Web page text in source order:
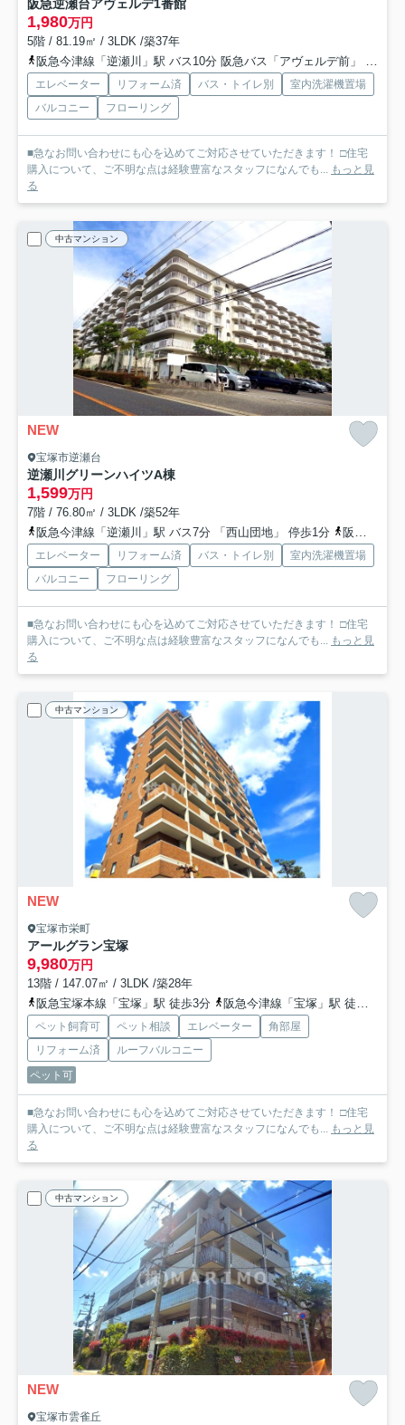
阪急逆瀬台アヴェルデ1番館
1,980万円
5階 / 81.19㎡ / 3LDK /築37年
阪急今津線「逆瀬川」駅 バス10分 阪急バス「アヴェルデ前」 停歩2分
エレベーター リフォーム済 バス・トイレ別
室内洗濯機置場
バルコニー
フローリング
■急なお問い合わせにも心を込めてご対応させていただきます！ □住宅
購入について、ご不明な点は経験豊富なスタッフになんでも... もっと見
る
中古マンション
NEW
宝塚市逆瀬台
逆瀬川グリーンハイツA棟
1,599万円
7階 / 76.80㎡ / 3LDK /築52年
阪急今津線「逆瀬川」駅 バス7分 「西山団地」 停歩1分
阪急今津線「小林」駅 徒歩28分
エレベーター リフォーム済 バス・トイレ別
室内洗濯機置場
バルコニー
フローリング
■急なお問い合わせにも心を込めてご対応させていただきます！ □住宅
購入について、ご不明な点は経験豊富なスタッフになんでも... もっと見
る
中古マンション
NEW
宝塚市栄町
アールグラン宝塚
9,980万円
13階 / 147.07㎡ / 3LDK /築28年
阪急宝塚本線「宝塚」駅 徒歩3分
阪急今津線「宝塚」駅 徒歩3分
ペット飼育可 ペット相談 エレベーター
角部屋
リフォーム済
ルーフバルコニー
ペット可
■急なお問い合わせにも心を込めてご対応させていただきます！ □住宅
購入について、ご不明な点は経験豊富なスタッフになんでも... もっと見
る
中古マンション
NEW
宝塚市雲雀丘